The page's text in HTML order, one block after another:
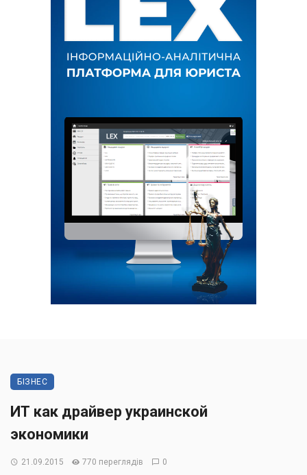
БІЗНЕС
ИТ как драйвер украинской
экономики
21.09.2015 770 переглядів 0